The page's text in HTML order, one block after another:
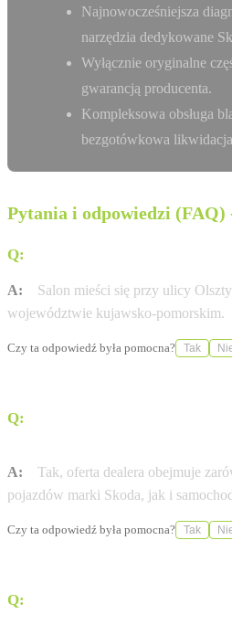
Najnowocześniejsza
narzędzia dedykowane
Wyłącznie oryginalne
gwarancją producenta.
Kompleksowa obsługa
bezgotówkowa
Pytania i odpowiedzi (FAQ)
Q:
A:
Salon mieści się przy ulicy
województwie kujawsko-pomorskim.
Czy ta odpowiedź była pomocna? Tak
Q:
A:
Tak, oferta dealera obejmuje
pojazdów marki Skoda, jak i
Czy ta odpowiedź była pomocna? Tak
Q: